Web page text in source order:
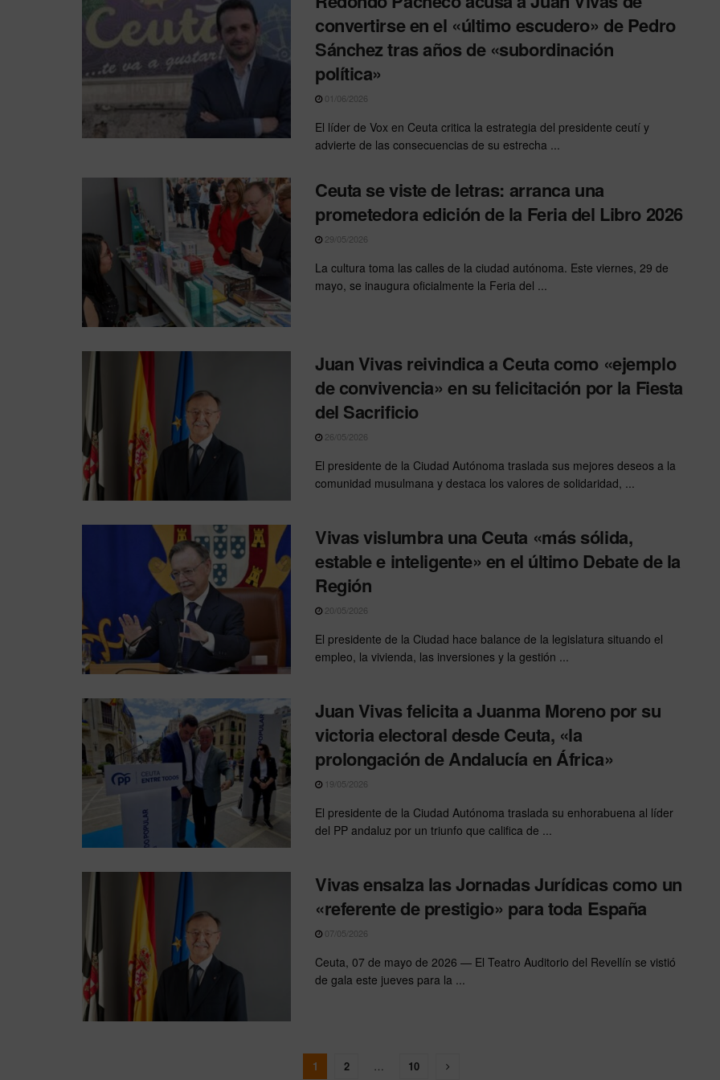
convertirse en el «último escudero» de Pedro
Sánchez tras años de «subordinación
política»
01/06/2026
El líder de Vox en Ceuta critica la estrategia del presidente ceutí y
advierte de las consecuencias de su estrecha ...
Ceuta se viste de letras: arranca una
prometedora edición de la Feria del Libro 2026
29/05/2026
La cultura toma las calles de la ciudad autónoma. Este viernes, 29 de
mayo, se inaugura oficialmente la Feria del ...
Juan Vivas reivindica a Ceuta como «ejemplo
de convivencia» en su felicitación por la Fiesta
del Sacrificio
26/05/2026
El presidente de la Ciudad Autónoma traslada sus mejores deseos a la
comunidad musulmana y destaca los valores de solidaridad, ...
Vivas vislumbra una Ceuta «más sólida,
estable e inteligente» en el último Debate de la
Región
20/05/2026
El presidente de la Ciudad hace balance de la legislatura situando el
empleo, la vivienda, las inversiones y la gestión ...
Juan Vivas felicita a Juanma Moreno por su
victoria electoral desde Ceuta, «la
prolongación de Andalucía en África»
19/05/2026
El presidente de la Ciudad Autónoma traslada su enhorabuena al líder
del PP andaluz por un triunfo que califica de ...
Vivas ensalza las Jornadas Jurídicas como un
«referente de prestigio» para toda España
07/05/2026
Ceuta, 07 de mayo de 2026 — El Teatro Auditorio del Revellín se vistió
de gala este jueves para la ...
1 2 10